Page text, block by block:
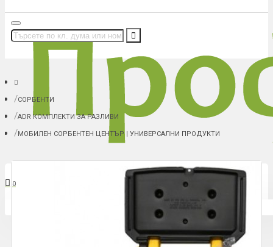
В количка: 0 (0.00 € (0.00 лв.))
0
СОРБЕНТИ
ADR КОМПЛЕКТИ ЗА РАЗЛИВИ
МОБИЛЕН СОРБЕНТЕН ЦЕНТЪР | УНИВЕРСАЛНИ ПРОДУКТИ